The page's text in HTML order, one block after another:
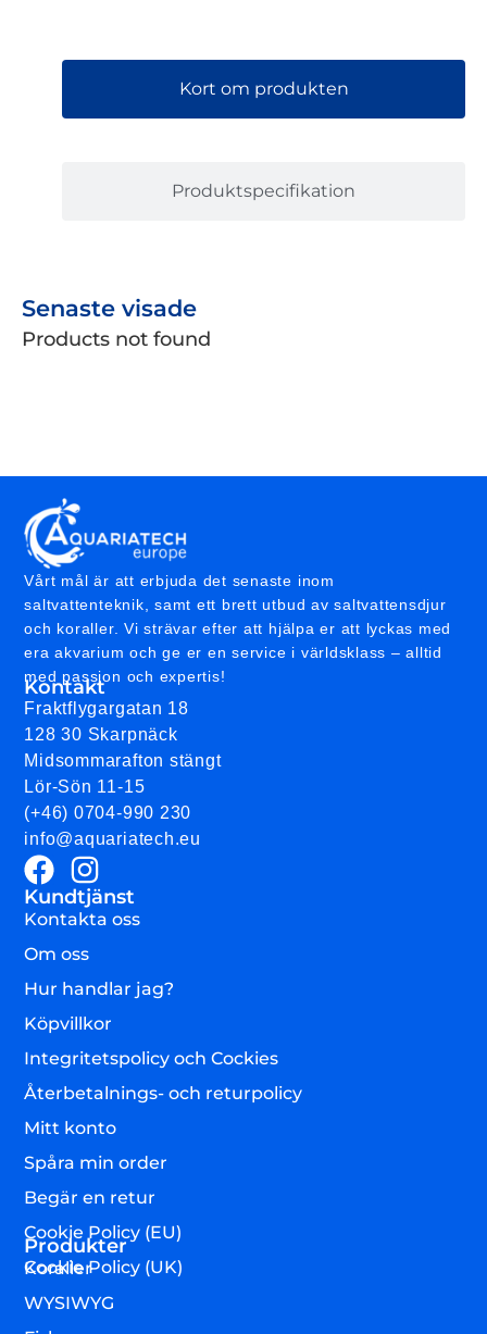
Kort om produkten
Produktspecifikation
Senaste visade
Products not found
Vårt mål är att erbjuda det senaste inom
saltvattenteknik, samt ett brett utbud av saltvattensdjur
och koraller. Vi strävar efter att hjälpa er att lyckas med
era akvarium och ge er en service i världsklass – alltid
med passion och expertis!
Kontakt
Fraktflygargatan 18
128 30 Skarpnäck
Midsommarafton stängt
Lör-Sön 11-15
(+46) 0704-990 230
info@aquariatech.eu
Kundtjänst
Kontakta oss
Om oss
Hur handlar jag?
Köpvillkor
Integritetspolicy och Cockies
Återbetalnings- och returpolicy
Mitt konto
Spåra min order
Begär en retur
Cookie Policy (EU)
Cookie Policy (UK)
Produkter
Koraller
WYSIWYG